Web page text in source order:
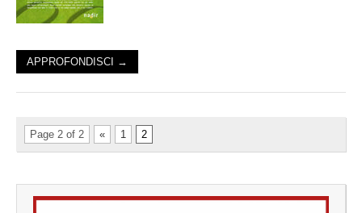
APPROFONDISCI →
Page 2 of 2 « 1 2